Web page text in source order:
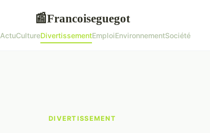
📰Francoiseguegot
ActuCultureDivertissementEmploiEnvironnementSociété
DIVERTISSEMENT